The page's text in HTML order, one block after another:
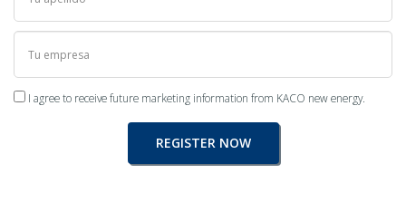
I agree to receive future marketing information from KACO new energy.